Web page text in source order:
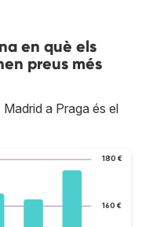
en què els
preus més
a Praga és el
160 €
180 €